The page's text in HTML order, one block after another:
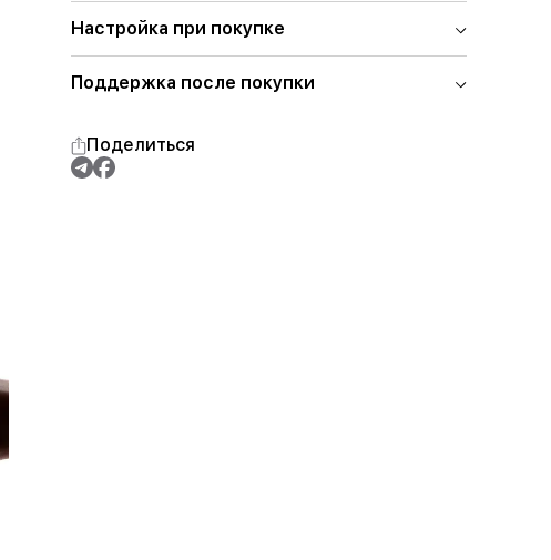
Настройка при покупке
Поддержка после покупки
Поделиться